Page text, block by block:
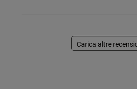
Carica altre